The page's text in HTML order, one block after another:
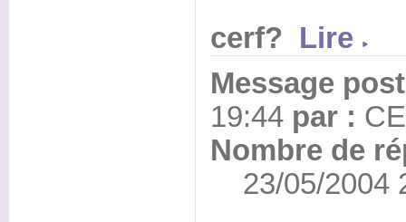
cerf? Lire
Message
19:44 par :
Nombre de
23/05/2004